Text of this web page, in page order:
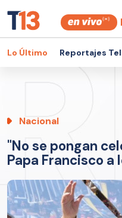
Lo Último Reportajes
Nacional
"No se pongan
Papa Francisco a